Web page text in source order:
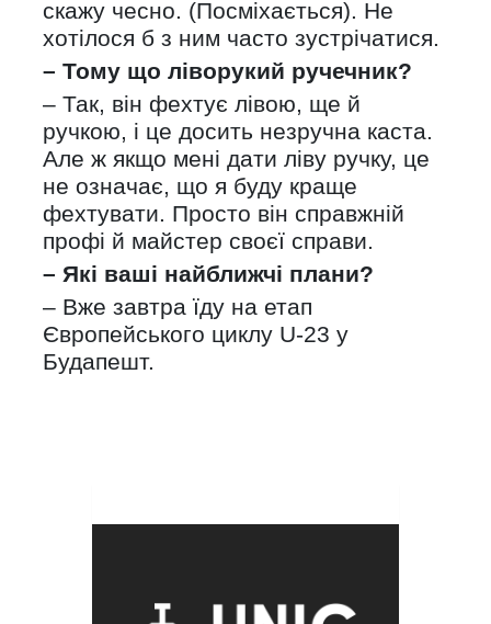
скажу чесно. (Посміхається). Не
хотілося б з ним часто зустрічатися.
– Тому що ліворукий ручечник?
– Так, він фехтує лівою, ще й
ручкою, і це досить незручна каста.
Але ж якщо мені дати ліву ручку, це
не означає, що я буду краще
фехтувати. Просто він справжній
профі й майстер своєї справи.
– Які ваші найближчі плани?
– Вже завтра їду на етап
Європейського циклу U-23 у
Будапешт.